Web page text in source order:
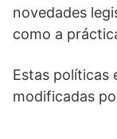
novedades
como a
Estas políticas
modificadas